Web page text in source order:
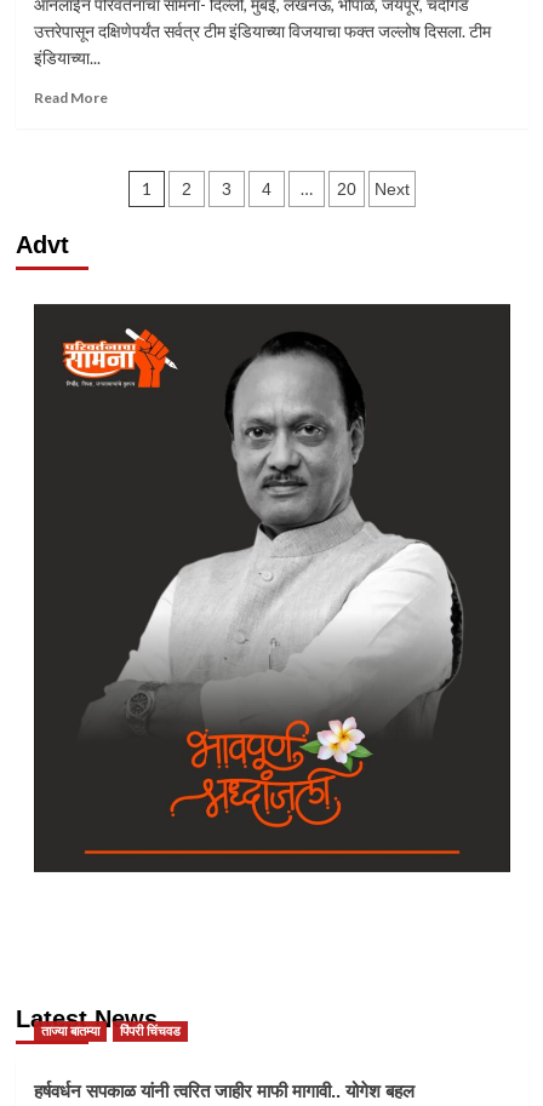
विसरणार
नाही-
ऑनलाईन परिवर्तनाचा सामना- दिल्ली, मुंबई, लखनऊ, भोपाळ, जयपूर, चंदीगड
उत्तरेपासून दक्षिणेपर्यंत सर्वत्र टीम इंडियाच्या विजयाचा फक्त जल्लोष दिसला. टीम
इंडियाच्या...
Read MoreRead
Posts
1 2 3 4 … 20 Next
Advt
Latest News
ताज्या बातम्या पिंपरी चिंचवड
हर्षवर्धन सपकाळ यांनी त्वरित जाहीर माफी मागावी.. योगेश बहल